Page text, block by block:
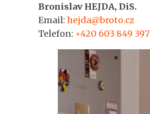
Bronislav HEJDA, DiS.
Email: hejda@broto.cz
Telefon: +420 603 849 397